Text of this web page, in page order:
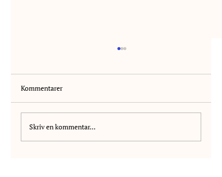
Kommentarer
Skriv en kommentar...